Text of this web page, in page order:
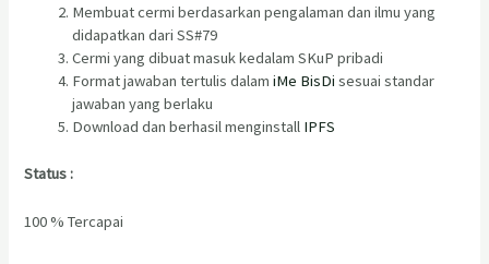
Membuat cermi berdasarkan pengalaman dan ilmu yang
didapatkan dari SS#79
Cermi yang dibuat masuk kedalam SKuP pribadi
Format jawaban tertulis dalamiMe BisDi sesuai standar
jawaban yang berlaku
Download dan berhasil menginstall IPFS
Status :
100 % Tercapai